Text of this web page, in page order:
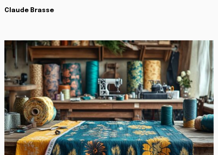
Claude Brasse